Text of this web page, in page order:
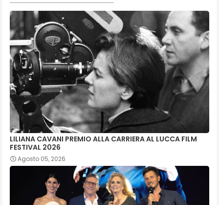
LILIANA CAVANI PREMIO ALLA CARRIERA AL LUCCA FILM
FESTIVAL 2026
Agosto 05, 2026